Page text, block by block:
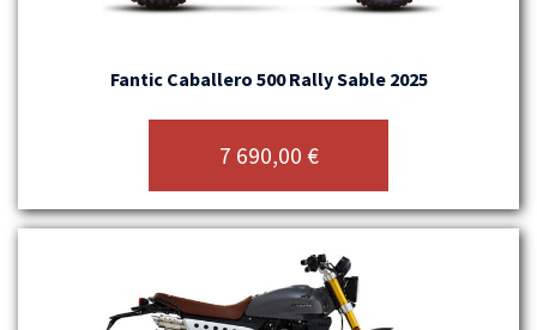
Fantic Caballero 500 Rally Sable 2025
7 690,00 €